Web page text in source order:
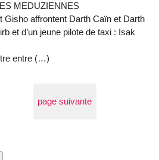
MEDUZIENNES
Gisho affrontent Darth Caïn et Darth
et d’un jeune pilote de taxi : Isak
entre (…)
page suivante